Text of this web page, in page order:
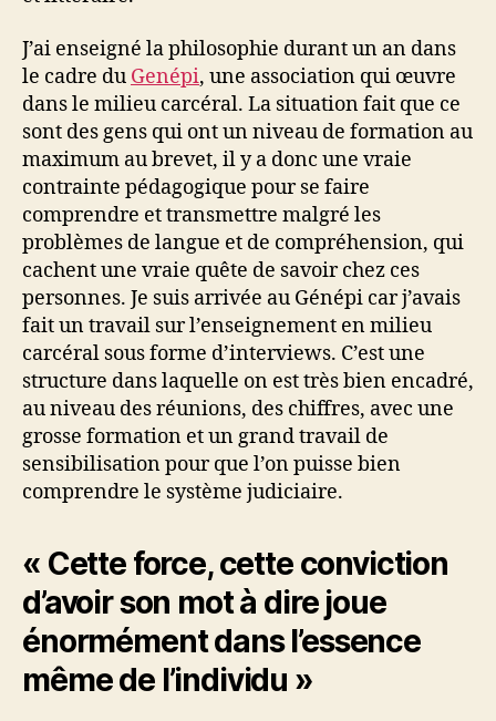
J’ai enseigné la philosophie durant un an dans
le cadre du Genépi, une association qui œuvre
dans le milieu carcéral. La situation fait que ce
sont des gens qui ont un niveau de formation au
maximum au brevet, il y a donc une vraie
contrainte pédagogique pour se faire
comprendre et transmettre malgré les
problèmes de langue et de compréhension, qui
cachent une vraie quête de savoir chez ces
personnes. Je suis arrivée au Génépi car j’avais
fait un travail sur l’enseignement en milieu
carcéral sous forme d’interviews. C’est une
structure dans laquelle on est très bien encadré,
au niveau des réunions, des chiffres, avec une
grosse formation et un grand travail de
sensibilisation pour que l’on puisse bien
comprendre le système judiciaire.
« Cette force, cette conviction
d’avoir son mot à dire joue
énormément dans l’essence
même de l’individu »